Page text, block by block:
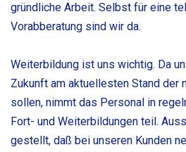
gründliche Arbeit. Selbst für eine
Vorabberatung sind wir da.
Weiterbildung ist uns wichtig. Da
Zukunft am aktuellesten Stand der
sollen, nimmt das Personal in
Fort- und Weiterbildungen teil.
gestellt, daß bei unseren Kunden